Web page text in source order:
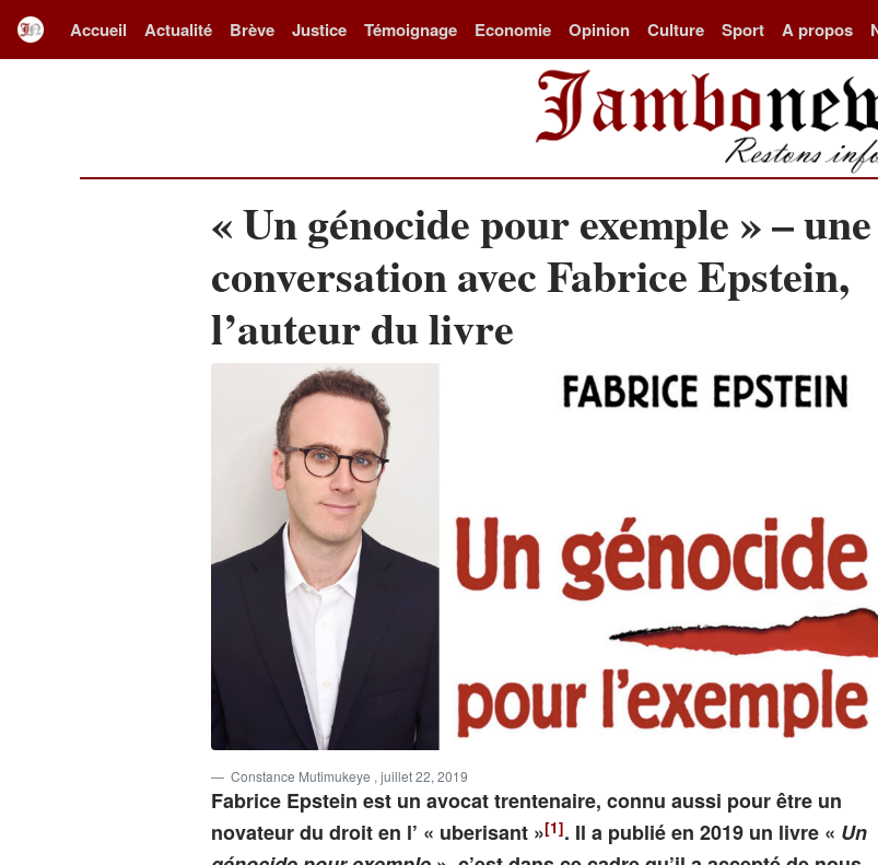
Accueil Actualité Brève Justice Témoignage Economie Opinion Culture Sport A propos
« Un génocide pour exemple » – une
conversation avec Fabrice Epstein,
l’auteur du livre
Constance Mutimukeye , juillet 22, 2019
Fabrice Epstein est un avocat trentenaire, connu aussi pour être un
novateur du droit en l’ « uberisant »[1]. Il a publié en 2019 un livre « Un